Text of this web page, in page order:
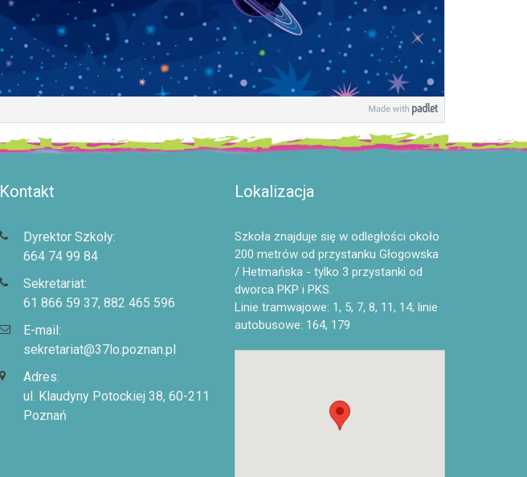
Kontakt
Dyrektor Szkoły:
664 74 99 84
Sekretariat:
61 866 59 37, 882 465 596
E-mail:
sekretariat@37lo.poznan.pl
Adres:
ul. Klaudyny Potockiej 38, 60-211
Poznań
Lokalizacja
Szkoła znajduje się w odległości około
200 metrów od przystanku Głogowska
/ Hetmańska - tylko 3 przystanki od
dworca PKP i PKS.
Linie tramwajowe: 1, 5, 7, 8, 11, 14; linie
autobusowe: 164, 179